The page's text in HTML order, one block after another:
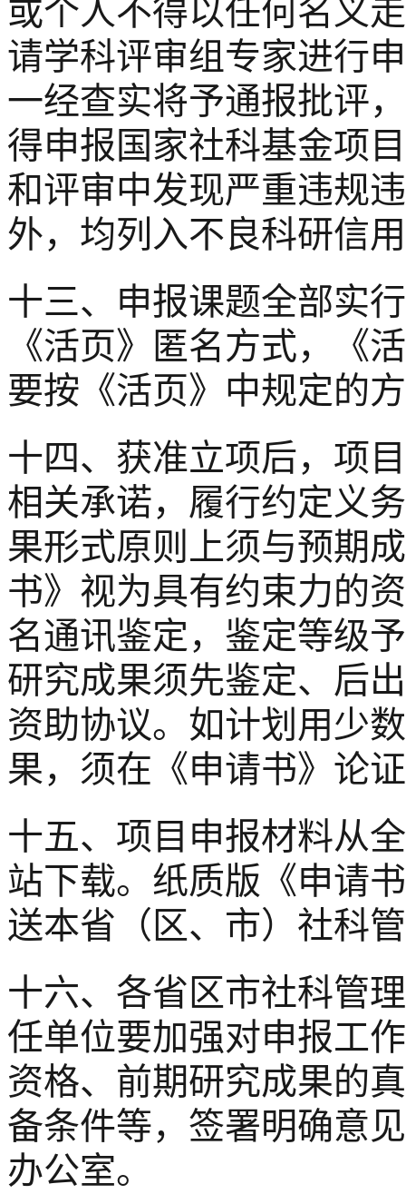
或个人不得以任何名义
请学科评审组专家进行
一经查实将予通报批评
得申报国家社科基金项
和评审中发现严重违规
外，均列入不良科研信
十三、申报课题全部实
《活页》匿名方式，《
要按《活页》中规定的
十四、获准立项后，项
相关承诺，履行约定义
果形式原则上须与预期
书》视为具有约束力的
名通讯鉴定，鉴定等级
研究成果须先鉴定、后
资助协议。如计划用少
果，须在《申请书》论
十五、项目申报材料从
站下载。纸质版《申请
送本省（区、市）社科
十六、各省区市社科管
任单位要加强对申报工
资格、前期研究成果的
备条件等，签署明确意
办公室。